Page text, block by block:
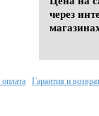
через
Гарантия и